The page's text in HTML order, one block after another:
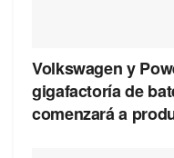
Volkswagen y
gigafactoría de
comenzará a